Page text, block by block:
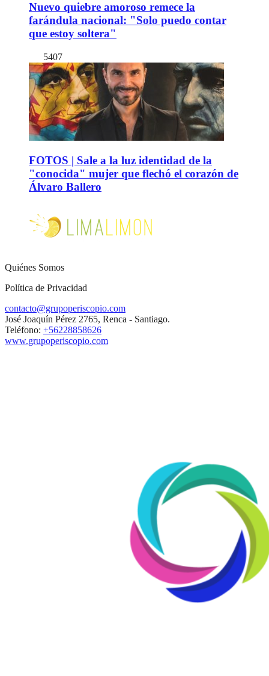
Nuevo quiebre amoroso remece la
farándula nacional: "Solo puedo contar
que estoy soltera"
5407
FOTOS | Sale a la luz identidad de la
"conocida" mujer que flechó el corazón de
Álvaro Ballero
Quiénes Somos
Política de Privacidad
contacto@grupoperiscopio.com
José Joaquín Pérez 2765, Renca - Santiago.
Teléfono: +56228858626
www.grupoperiscopio.com